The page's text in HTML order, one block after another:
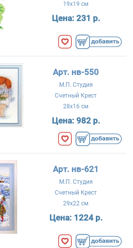
19x19 см
Цена: 231 р.
Арт. нв-550
М.П. Студия
Счетный Крест
28x16 см
Цена: 982 р.
Арт. нв-621
М.П. Студия
Счетный Крест
29x22 см
Цена: 1224 р.